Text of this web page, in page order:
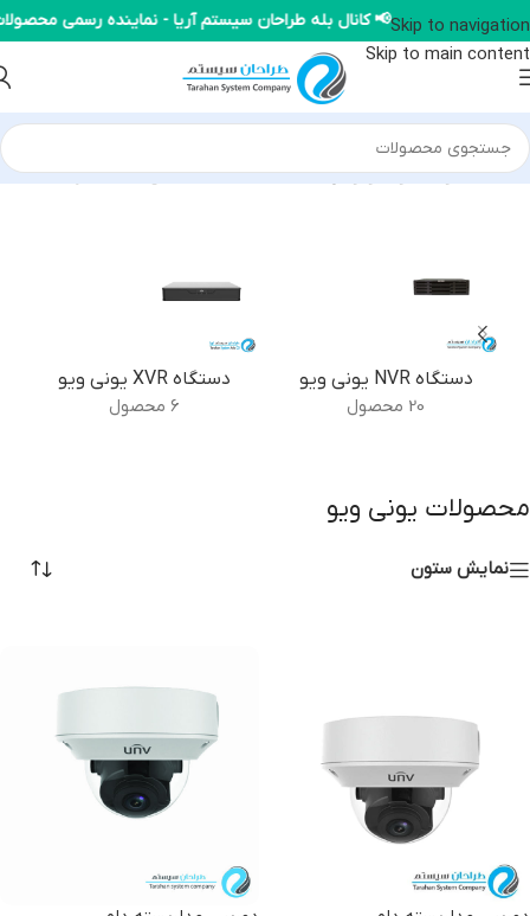
Skip to navigation
Skip to main content
📢 کانال بله طراحان سیستم آریا - نماینده رسمی
خانه/محصولات یونی ویو/برگه 16 نمایش 181–192 از 212 نتیجه
دستگاه NVR یونی ویو
20 محصول
دستگاه XVR یونی ویو
6 محصول
محصولات یونی ویو
نمایش ستون